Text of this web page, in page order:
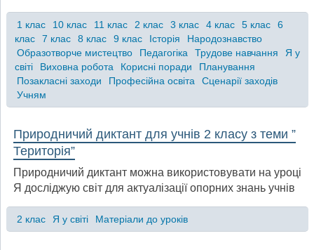
1 клас 10 клас 11 клас 2 клас 3 клас 4 клас 5 клас
6
клас
7 клас 8 клас 9 клас Історія
Народознавство
Образотворче мистецтво
Педагогіка Трудове навчання
Я у
світі
Виховна робота Корисні поради
Планування
Позакласні заходи
Професійна освіта
Сценарії заходів
Учням
Природничий диктант для учнів 2 класу з теми ”
Територія”
Природничий диктант можна використовувати на уроці
Я досліджую світ для актуалізації опорних знань учнів
2 клас Я у світі Матеріали до уроків